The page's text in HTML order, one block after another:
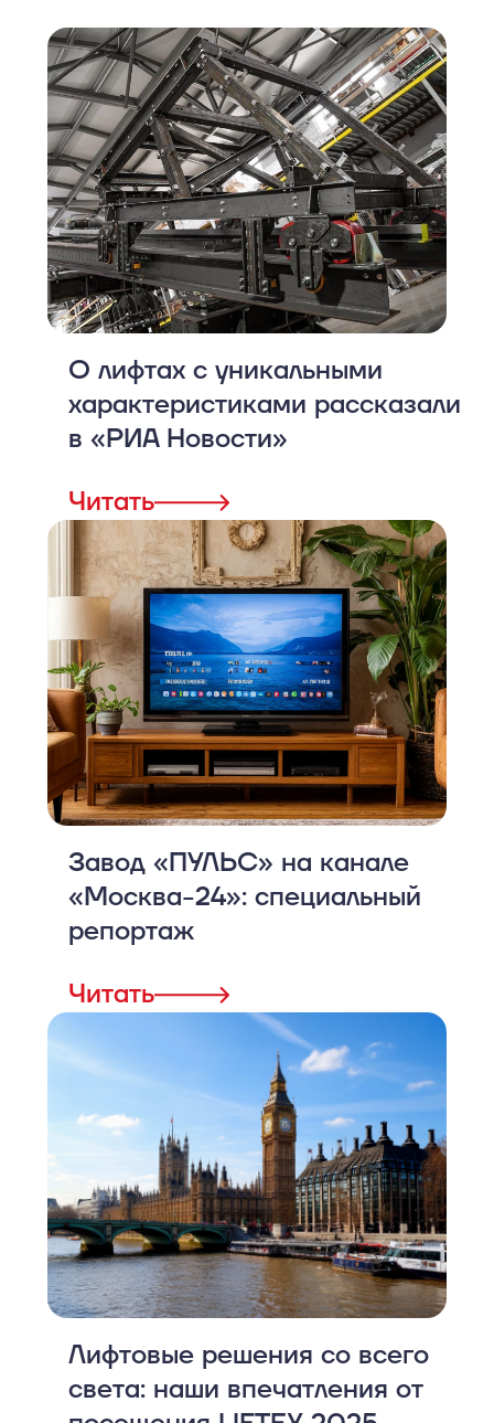
О лифтах с уникальными
характеристиками рассказали
в «РИА Новости»
Читать
Завод «ПУЛЬС» на канале
«Москва-24»: специальный
репортаж
Читать
Лифтовые решения со всего
света: наши впечатления от